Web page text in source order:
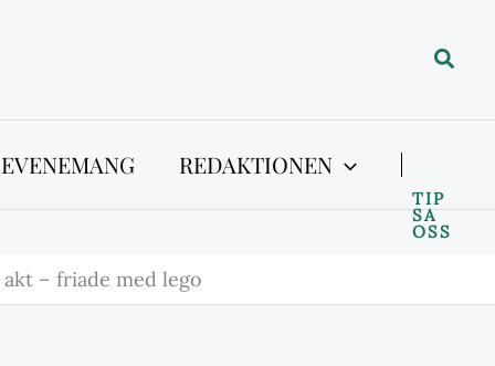
Sök
REDAKTIONEN
TIP
SA
OSS
– friade med lego